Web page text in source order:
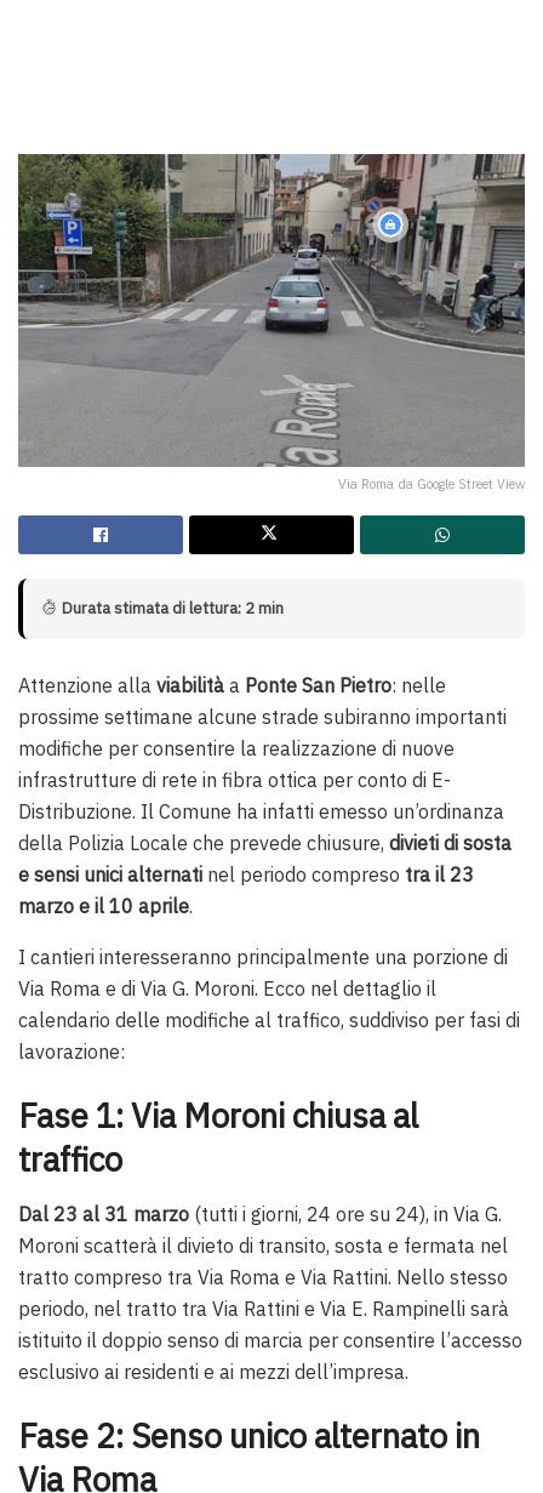
Via Roma da Google Street View
Durata stimata di lettura: 2 min
Attenzione alla viabilità a Ponte San Pietro: nelle
prossime settimane alcune strade subiranno importanti
modifiche per consentire la realizzazione di nuove
infrastrutture di rete in fibra ottica per conto di E-
Distribuzione. Il Comune ha infatti emesso un’ordinanza
della Polizia Locale che prevede chiusure, divieti di sosta
e sensi unici alternati nel periodo compreso tra il 23
marzo e il 10 aprile.
I cantieri interesseranno principalmente una porzione di
Via Roma e di Via G. Moroni. Ecco nel dettaglio il
calendario delle modifiche al traffico, suddiviso per fasi di
lavorazione:
Fase 1: Via Moroni chiusa al
traffico
Dal 23 al 31 marzo (tutti i giorni, 24 ore su 24), in Via G.
Moroni scatterà il divieto di transito, sosta e fermata nel
tratto compreso tra Via Roma e Via Rattini. Nello stesso
periodo, nel tratto tra Via Rattini e Via E. Rampinelli sarà
istituito il doppio senso di marcia per consentire l’accesso
esclusivo ai residenti e ai mezzi dell’impresa.
Fase 2: Senso unico alternato in
Via Roma